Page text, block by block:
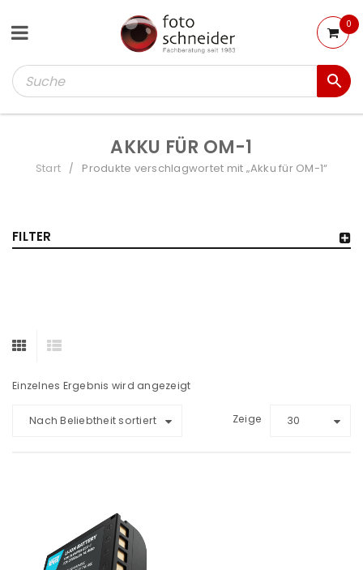
0
AKKU FÜR OM-1
Start / Produkte verschlagwortet mit „Akku für OM-1“
FILTER
Einzelnes Ergebnis wird angezeigt
Nach Beliebtheit sortiert Zeige 30